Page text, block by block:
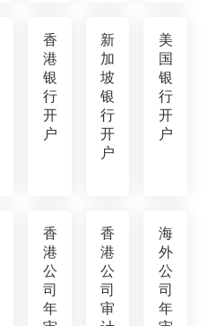
香
港
银
行
开
户
新
加
坡
银
行
开
户
美
国
银
行
开
户
香
港
公
司
年
香
港
公
司
审
海
外
公
司
年